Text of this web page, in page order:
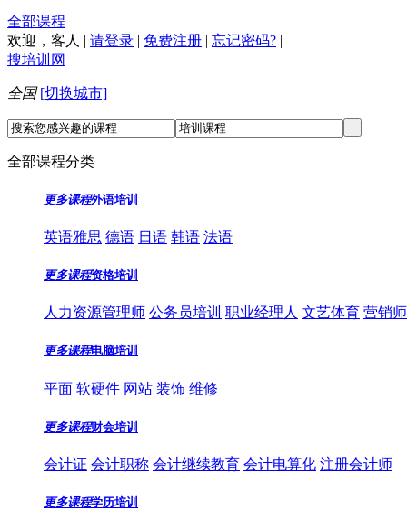
全部课程
欢迎， 客人 | 请登录 | 免费注册 | 忘记密码? |
搜培训网
全国 [切换城市]
全部课程分类
更多课程外语培训
英语雅思 德语 日语 韩语 法语
更多课程资格培训
人力资源管理师 公务员培训 职业经理人 文艺体育 营销
更多课程电脑培训
平面 软硬件 网站 装饰 维修
更多课程财会培训
会计证 会计职称 会计继续教育 会计电算化 注册会计师
更多课程学历培训